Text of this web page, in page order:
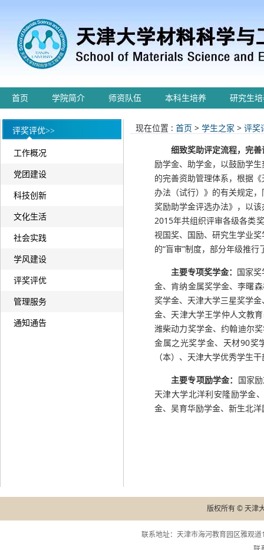
首页 学院简介 师资队伍 本科生培养 研究生
评奖评优>>
工作概况
党团建设
科技创新
文化生活
社会实践
学风建设
评奖评优
管理服务
通知通告
现在位置 : 首页 > 学生之家 > 评奖
细致奖助评定流程，完
励学金、助学金，以鼓励学
的完善资助管理体系，根据
办法（试行）》的有关规定
奖励助学金评选办法》，以
2015年共组织评审各级各类
视国奖、国励、研究生学业
的“盲审”制度，部分年级推
主要专项奖学金： 国家
金、肯纳金属奖学金、李曙
奖学金、天津大学三星奖学
金、天津大学王学仲人文教
潍柴动力奖学金、约翰迪尔
金属之光奖学金、天材90奖
（本）、天津大学优秀学生
主要专项励学金： 国家
天津大学北洋利安隆励学金
金、吴育华励学金、新生北
版权所有 © 天津
联系地址：天津市海河教育园区雅观